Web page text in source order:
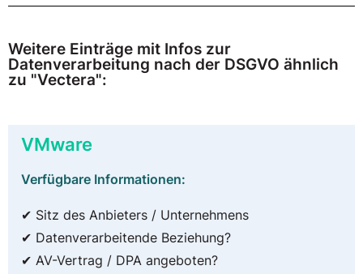
Weitere Einträge mit Infos zur
Datenverarbeitung nach der DSGVO ähnlich
zu "Vectera":
VMware
Verfügbare Informationen:
✔ Sitz des Anbieters / Unternehmens
✔ Datenverarbeitende Beziehung?
✔ AV-Vertrag / DPA angeboten?